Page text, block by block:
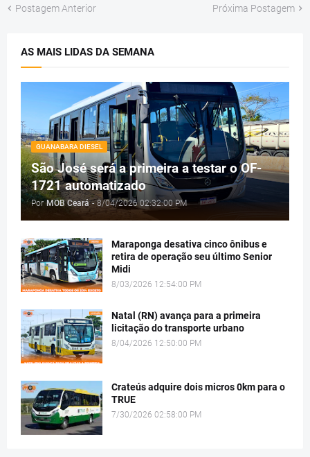
Postagem Anterior Próxima Postagem
AS MAIS LIDAS DA SEMANA
GUANABARA DIESEL
São José será a primeira a testar o OF-
1721 automatizado
Por MOB Ceará - 8/04/2026 02:32:00 PM
Maraponga desativa cinco ônibus e
retira de operação seu último Senior
Midi
8/03/2026 12:54:00 PM
Natal (RN) avança para a primeira
licitação do transporte urbano
8/04/2026 12:50:00 PM
Crateús adquire dois micros 0km para o
TRUE
7/30/2026 02:58:00 PM